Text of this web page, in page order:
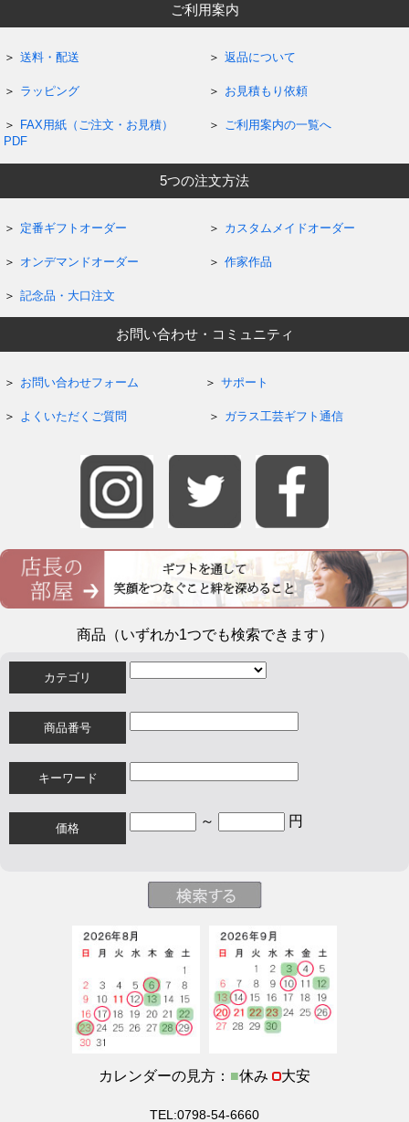
ご利用案内
送料・配送 返品について
ラッピング お見積もり依頼
FAX用紙（ご注文・お見積）
PDF
ご利用案内の一覧へ
5つの注文方法
定番ギフトオーダー カスタムメイドオーダー
オンデマンドオーダー 作家作品
記念品・大口注文
お問い合わせ・コミュニティ
お問い合わせフォーム サポート
よくいただくご質問 ガラス工芸ギフト通信
商品（いずれか1つでも検索できます）
カテゴリ
商品番号
キーワード
価格 ～ 円
カレンダーの見方： ■休み 大安
TEL:0798-54-6660